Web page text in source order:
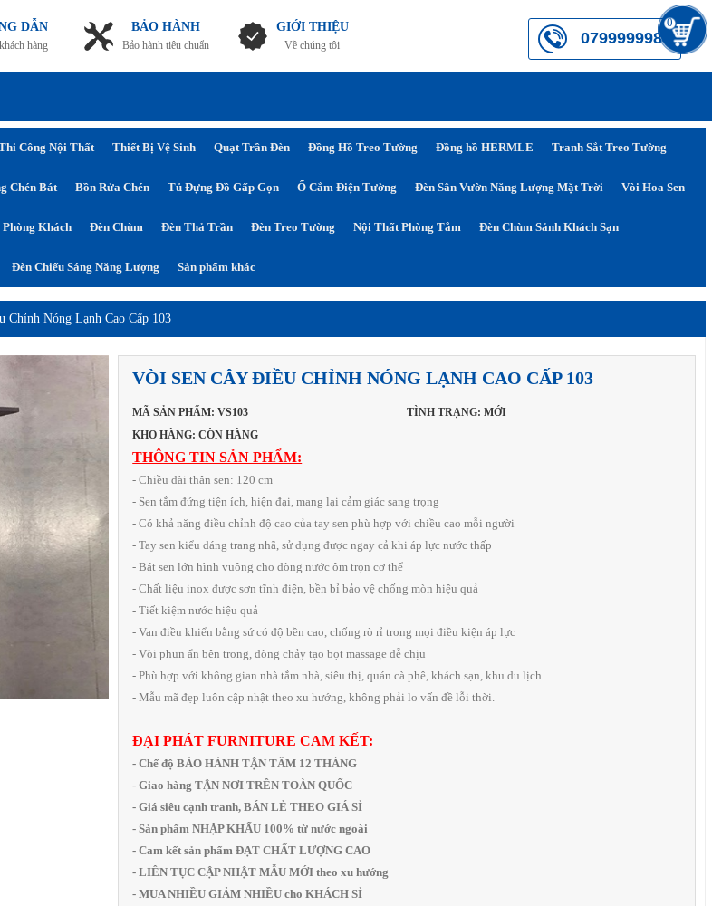
0
DẪN
hàng
BẢO HÀNH
Bảo hành tiêu chuẩn
GIỚI THIỆU
Về chúng tôi 0799999984
Công Nội Thất Thiết Bị Vệ Sinh Quạt Trần Đèn Đồng Hồ Treo Tường Đồng hồ HERMLE Tranh Sắt Treo Tường
Chén Bát Bồn Rửa Chén Tủ Đựng Đồ Gấp Gọn Ổ Cắm Điện Tường Đèn Sân Vườn Năng Lượng Mặt Trời Vòi Hoa Sen
Khách Đèn Chùm Đèn Thả Trần Đèn Treo Tường Nội Thất Phòng Tắm Đèn Chùm Sảnh Khách Sạn
Đèn Chiếu Sáng Năng Lượng Sản phẩm khác
Chỉnh Nóng Lạnh Cao Cấp 103
VÒI SEN CÂY ĐIỀU CHỈNH NÓNG LẠNH CAO CẤP 103
MÃ SẢN PHẨM: VS103
TÌNH TRẠNG: MỚI
KHO HÀNG: CÒN HÀNG
THÔNG TIN SẢN PHẨM:
- Chiều dài thân sen: 120 cm
- Sen tắm đứng tiện ích, hiện đại, mang lại cảm giác sang trọng
- Có khả năng điều chỉnh độ cao của tay sen phù hợp với chiều cao mỗi người
- Tay sen kiểu dáng trang nhã, sử dụng được ngay cả khi áp lực nước thấp
- Bát sen lớn hình vuông cho dòng nước ôm trọn cơ thể
- Chất liệu inox được sơn tĩnh điện, bền bỉ bảo vệ chống mòn hiệu quả
- Tiết kiệm nước hiệu quả
- Van điều khiển bằng sứ có độ bền cao, chống rò rỉ trong mọi điều kiện áp lực
- Vòi phun ẩn bên trong, dòng chảy tạo bọt massage dễ chịu
- Phù hợp với không gian nhà tắm nhà, siêu thị, quán cà phê, khách sạn, khu du lịch
- Mẫu mã đẹp luôn cập nhật theo xu hướng, không phải lo vấn đề lỗi thời.
ĐẠI PHÁT FURNITURE CAM KẾT:
- Chế độ BẢO HÀNH TẬN TÂM 12 THÁNG
- Giao hàng TẬN NƠI TRÊN TOÀN QUỐC
- Giá siêu cạnh tranh, BÁN LẺ THEO GIÁ SỈ
- Sản phẩm NHẬP KHẨU 100% từ nước ngoài
- Cam kết sản phẩm ĐẠT CHẤT LƯỢNG CAO
- LIÊN TỤC CẬP NHẬT MẪU MỚI theo xu hướng
- MUA NHIỀU GIẢM NHIỀU cho KHÁCH SỈ